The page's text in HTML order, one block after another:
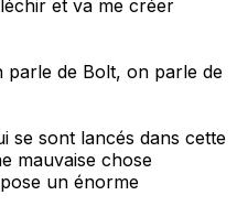
et va me créer
de Bolt, on parle de
se sont lancés dans cette
mauvaise chose
un énorme